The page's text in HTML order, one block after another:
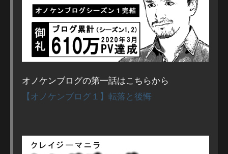
オノケンブログの第一話はこちらから
【オノケンブログ１】転落と後悔